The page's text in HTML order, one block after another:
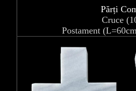
Părți
Cruce
Postament